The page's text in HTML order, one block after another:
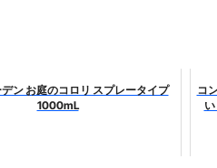
高級クリッパー・ニッパー・
ワイ・タラバ・ポーション・
しが生んだ“完成された保存食
ン お庭のコロリ スプレータイプ
1000mL
コ